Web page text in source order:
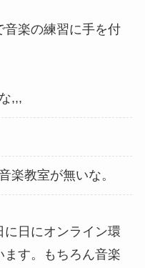
音楽の練習に手を付
,,,
楽教室が無いな。
日にオンライン環
す。もちろん音楽